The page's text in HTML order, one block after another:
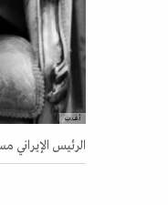
أ.ف.ب
الرئيس الإيراني